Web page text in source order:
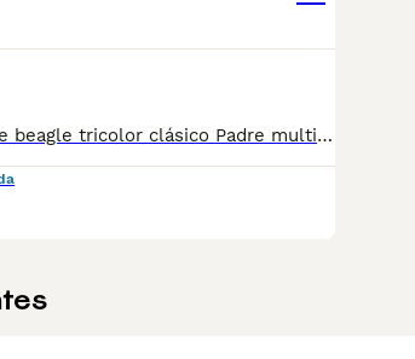
Disponible preciosa camada de beagle tricolor clásico Padre multi campeón Se entregan vacunados desparasitados con chip pasaporte (pedigree opcional) Más información por WhatsApp 644959749